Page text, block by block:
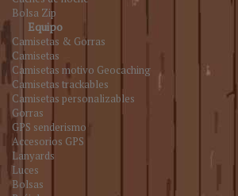
Bolsa Zip
Equipo
Camisetas & Gorras
Camisetas
Camisetas motivo Geocaching
Camisetas trackables
Camisetas personalizables
Gorras
GPS senderismo
Accesorios GPS
Lanyards
Luces
Bolsas